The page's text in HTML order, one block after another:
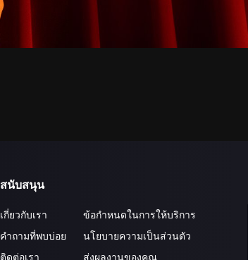
สนับสนุน
เกี่ยวกับเรา
คำถามที่พบบ่อย
ติดต่อเรา
ข้อกำหนดในการให้บริการ
นโยบายความเป็นส่วนตัว
ส่งผลงานของคุณ